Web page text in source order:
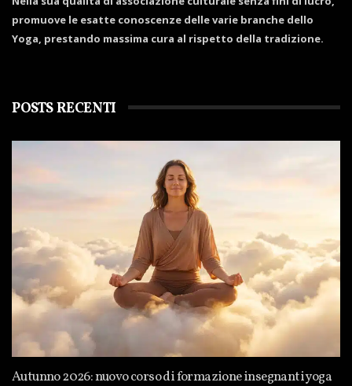
promuove le esatte conoscenze delle varie branche dello
Yoga, prestando massima cura al rispetto della tradizione.
POSTS RECENTI
Autunno 2026: nuovo corso di formazione insegnanti yoga